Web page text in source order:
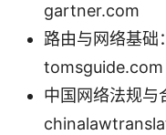
gartner.com
路由与网络基
tomsguide.com
中国网络法规与